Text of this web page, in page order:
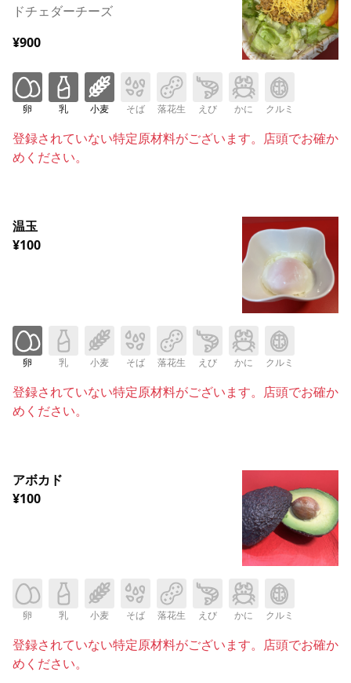
ドチェダーチーズ
¥900
卵 乳 小麦 そば 落花生 えび かに クルミ
登録されていない特定原材料がございます。店頭でお確か
めください。
温玉
¥100
卵 乳 小麦 そば 落花生 えび かに クルミ
登録されていない特定原材料がございます。店頭でお確か
めください。
アボカド
¥100
卵 乳 小麦 そば 落花生 えび かに クルミ
登録されていない特定原材料がございます。店頭でお確か
めください。